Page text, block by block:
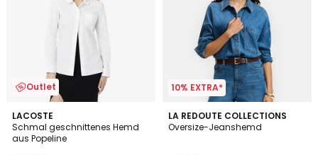
Outlet
LACOSTE
Schmal geschnittenes Hemd
aus Popeline
1
/
5
10% EXTRA*
LA REDOUTE COLLECTIONS
Oversize-Jeanshemd